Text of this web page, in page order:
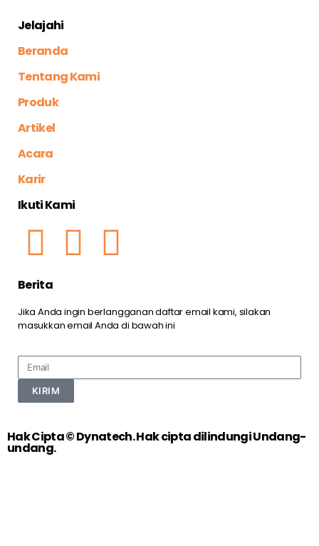
Jelajahi
Beranda
Tentang Kami
Produk
Artikel
Acara
Karir
Ikuti Kami
Berita
Jika Anda ingin berlangganan daftar email kami, silakan
masukkan email Anda di bawah ini
KIRIM
Hak Cipta © Dynatech. Hak cipta dilindungi Undang-
undang.